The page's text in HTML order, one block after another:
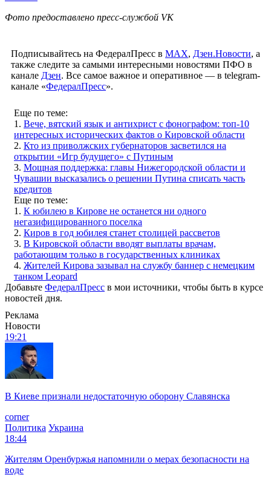
Фото предоставлено пресс-службой VK
Подписывайтесь на ФедералПресс в МАХ, Дзен.Новости, а
также следите за самыми интересными новостями ПФО в
канале Дзен. Все самое важное и оперативное — в telegram-
канале «ФедералПресс».
Еще по теме:
1. Вече, вятский язык и антихрист с фонографом: топ-10
интересных исторических фактов о Кировской области
2. Кто из приволжских губернаторов засветился на
открытии «Игр будущего» с Путиным
3. Мощная поддержка: главы Нижегородской области и
Чувашии высказались о решении Путина списать часть
кредитов
Еще по теме:
1. К юбилею в Кирове не останется ни одного
негазифицированного поселка
2. Киров в год юбилея станет столицей рассветов
3. В Кировской области вводят выплаты врачам,
работающим только в государственных клиниках
4. Жителей Кирова зазывал на службу баннер с немецким
танком Leopard
Добавьте ФедералПресс в мои источники, чтобы быть в курсе
новостей дня.
Реклама
Новости
19:21
В Киеве признали недостаточную оборону Славянска
corner
Политика Украина
18:44
Жителям Оренбуржья напомнили о мерах безопасности на
воде